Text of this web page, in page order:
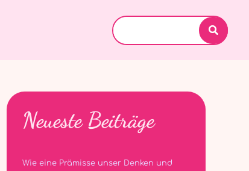
Search
for:
Neueste Beiträge
Wie eine Prämisse unser Denken und